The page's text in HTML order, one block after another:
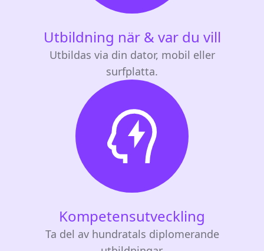
Utbildning när & var du vill
Utbildas via din dator, mobil eller
surfplatta.
Kompetensutveckling
Ta del av hundratals diplomerande